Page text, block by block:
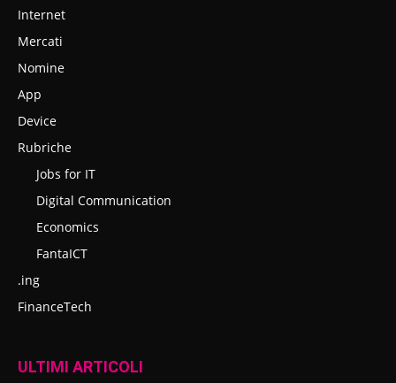
Internet
Mercati
Nomine
App
Device
Rubriche
Jobs for IT
Digital Communication
Economics
FantaICT
.ing
FinanceTech
ULTIMI ARTICOLI